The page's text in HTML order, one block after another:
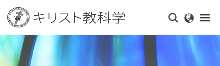
main
content